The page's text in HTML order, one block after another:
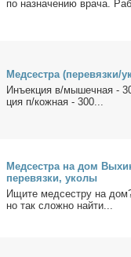
по на­зна­че­нию вра­ча.
Мед­сест­ра (пе­ре­вяз­ки/
Инъ­ек­ция в/мы­шеч­ная -
ция п/кож­ная - 300...
Мед­сест­ра на дом
пе­ре­вяз­ки, уко­лы
Ищи­те мед­сест­ру на
но так слож­но най­ти...